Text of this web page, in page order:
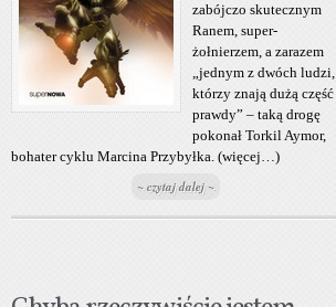
zabójczo skutecznym
Ranem, super-
żołnierzem, a zarazem
„jednym z dwóch ludzi,
którzy znają dużą część
prawdy” – taką drogę
pokonał Torkil Aymor,
bohater cyklu Marcina Przybyłka. (więcej…)
~ czytaj dalej ~